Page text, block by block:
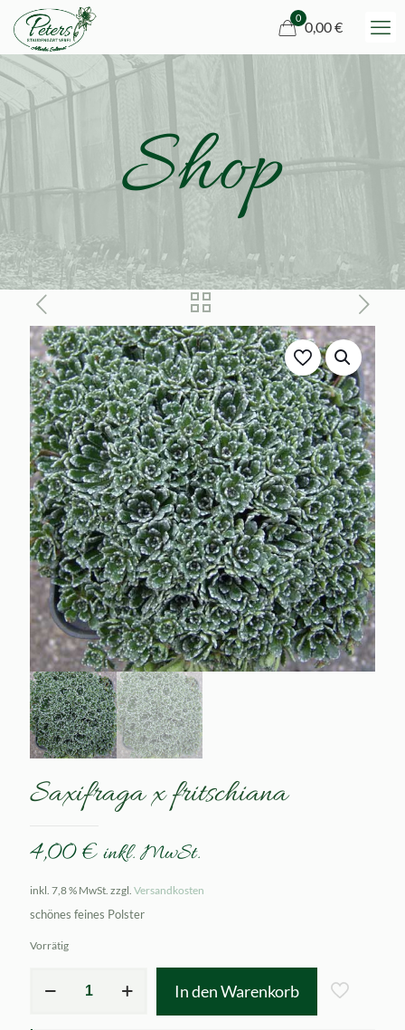
0
0,00 €
Shop
Saxifraga x fritschiana
4,00€ inkl. MwSt.
inkl. 7,8 % MwSt. zzgl. Versandkosten
schönes feines Polster
Vorrätig
Menge
In den Warenkorb